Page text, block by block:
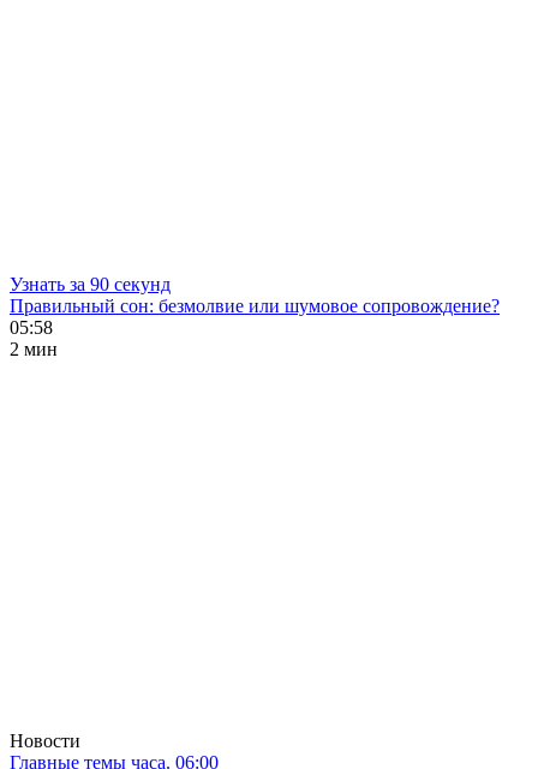
Узнать за 90 секунд
Правильный сон: безмолвие или шумовое сопровождение?
05:58
2 мин
Новости
Главные темы часа. 06:00